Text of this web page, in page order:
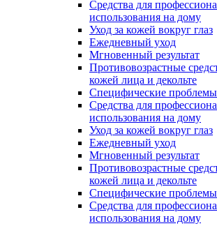
Средства для
использования на дому
Уход за кожей вокруг глаз
Ежедневный уход
Мгновенный результат
Противовозрастные
кожей лица и декольте
Специфические
Средства для
использования на дому
Уход за кожей вокруг глаз
Ежедневный уход
Мгновенный результат
Противовозрастные
кожей лица и декольте
Специфические
Средства для
использования на дому